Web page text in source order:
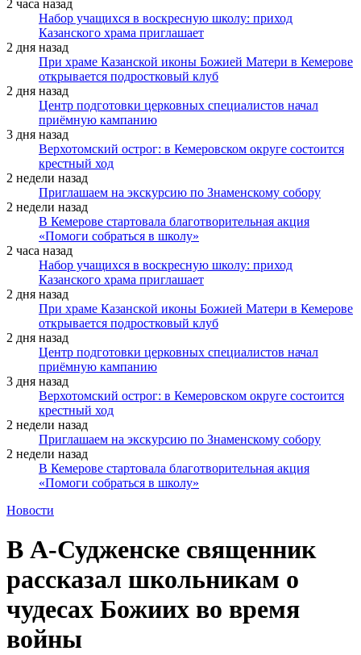
2 часа назад
Набор учащихся в воскресную школу: приход
Казанского храма приглашает
2 дня назад
При храме Казанской иконы Божией Матери в Кемерове
открывается подростковый клуб
2 дня назад
Центр подготовки церковных специалистов начал
приёмную кампанию
3 дня назад
Верхотомский острог: в Кемеровском округе состоится
крестный ход
2 недели назад
Приглашаем на экскурсию по Знаменскому собору
2 недели назад
В Кемерове стартовала благотворительная акция
«Помоги собраться в школу»
2 часа назад
Набор учащихся в воскресную школу: приход
Казанского храма приглашает
2 дня назад
При храме Казанской иконы Божией Матери в Кемерове
открывается подростковый клуб
2 дня назад
Центр подготовки церковных специалистов начал
приёмную кампанию
3 дня назад
Верхотомский острог: в Кемеровском округе состоится
крестный ход
2 недели назад
Приглашаем на экскурсию по Знаменскому собору
2 недели назад
В Кемерове стартовала благотворительная акция
«Помоги собраться в школу»
Новости
В А-Судженске священник
рассказал школьникам о
чудесах Божиих во время
войны